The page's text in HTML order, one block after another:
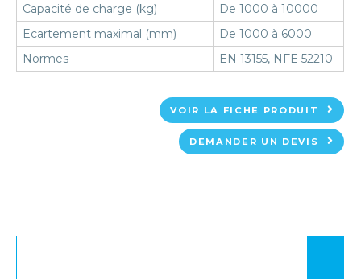
Capacité de charge (kg)
De 1000 à 10000
Ecartement maximal (mm)
De 1000 à 6000
Normes
EN 13155, NFE 52210
VOIR LA FICHE PRODUIT
DEMANDER UN DEVIS